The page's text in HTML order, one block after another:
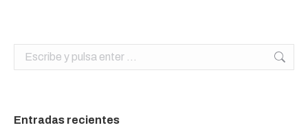
Buscar:
Entradas recientes